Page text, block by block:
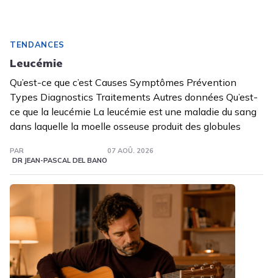
TENDANCES
Leucémie
Qu’est-ce que c’est Causes Symptômes Prévention
Types Diagnostics Traitements Autres données Qu’est-
ce que la leucémie La leucémie est une maladie du sang
dans laquelle la moelle osseuse produit des globules
PAR
DR JEAN-PASCAL DEL BANO
07 AOÛ. 2026